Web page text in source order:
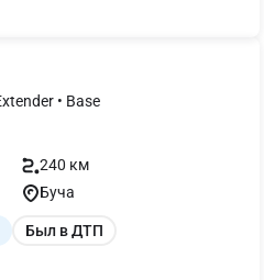
I01 • 22 kWh (170 к.с.) Range Extender • Base
240 км
Буча
Был в ДТП